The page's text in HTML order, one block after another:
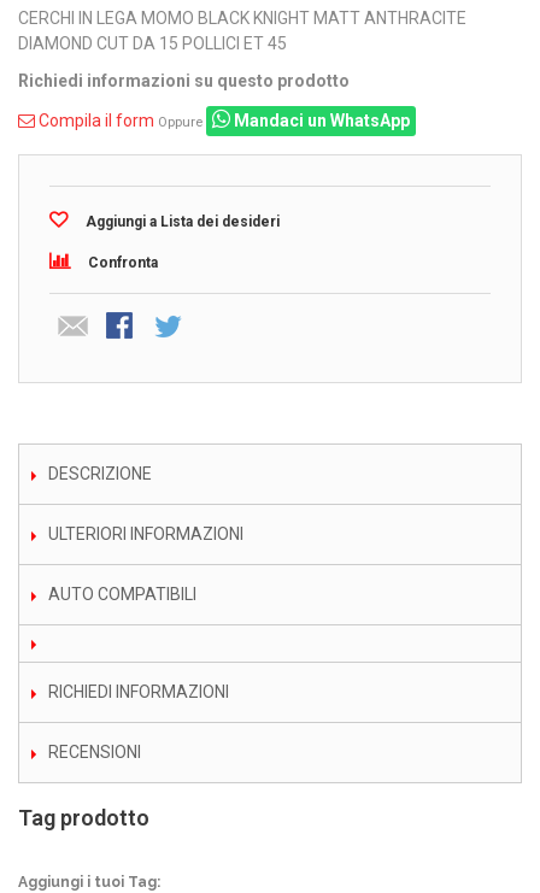
CERCHI IN LEGA MOMO BLACK KNIGHT MATT ANTHRACITE
DIAMOND CUT DA 15 POLLICI ET 45
Richiedi informazioni su questo prodotto
Compila il form Oppure Mandaci un WhatsApp
Aggiungi a Lista dei desideri
Confronta
DESCRIZIONE
ULTERIORI INFORMAZIONI
AUTO COMPATIBILI
RICHIEDI INFORMAZIONI
RECENSIONI
Tag prodotto
Aggiungi i tuoi Tag: